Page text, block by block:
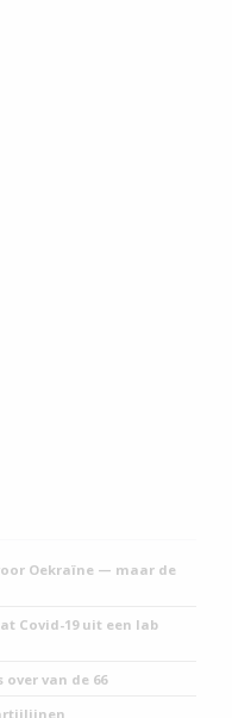
Oekraïne — maar de
Covid-19 uit een lab
van de 66